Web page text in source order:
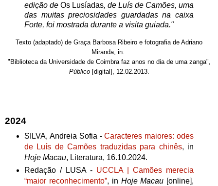
edição de Os Lusíadas, de Luís de Camões, uma
das muitas preciosidades guardadas na caixa
Forte, foi mostrada durante a visita guiada."
Texto (adaptado) de Graça Barbosa Ribeiro e fotografia de Adriano
Miranda, in:
"Biblioteca da Universidade de Coimbra faz anos no dia de uma zanga",
Público[digital], 12.02.2013.
2024
SILVA, Andreia Sofia -Caracteres maiores: odes
de Luís de Camões traduzidas para chinês, in
Hoje Macau, Literatura, 16.10.2024.
Redação / LUSA - UCCLA | Camões merecia
“maior reconhecimento”, in Hoje Macau [online],